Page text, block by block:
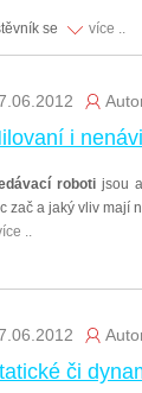
se více ..
i
roboti jsou
zač a jaký vliv mají
..
či